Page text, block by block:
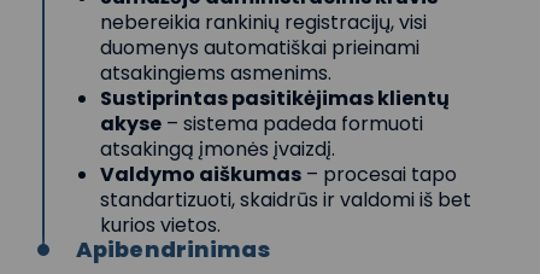
nebereikia rankinių registracijų, visi
duomenys automatiškai prieinami
atsakingiems asmenims.
Sustiprintas pasitikėjimas klientų
akyse – sistema padeda formuoti
atsakingą įmonės įvaizdį.
Valdymo aiškumas – procesai tapo
standartizuoti, skaidrūs ir valdomi iš bet
kurios vietos.
Apibendrinimas